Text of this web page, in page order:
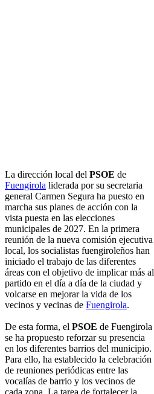
La dirección local del PSOE de
Fuengirola liderada por su secretaria
general Carmen Segura ha puesto en
marcha sus planes de acción con la
vista puesta en las elecciones
municipales de 2027. En la primera
reunión de la nueva comisión ejecutiva
local, los socialistas fuengiroleños han
iniciado el trabajo de las diferentes
áreas con el objetivo de implicar más al
partido en el día a día de la ciudad y
volcarse en mejorar la vida de los
vecinos y vecinas de Fuengirola.
De esta forma, el PSOE de Fuengirola
se ha propuesto reforzar su presencia
en los diferentes barrios del municipio.
Para ello, ha establecido la celebración
de reuniones periódicas entre las
vocalías de barrio y los vecinos de
cada zona. La tarea de fortalecer la